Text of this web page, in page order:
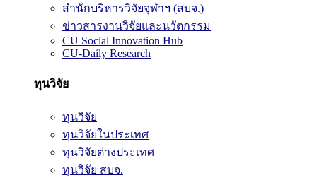
สำนักบริหารวิจัยจุฬาฯ (สบจ.)
ข่าวสารงานวิจัยและนวัตกรรม
CU Social Innovation Hub
CU-Daily Research
ทุนวิจัย
ทุนวิจัย
ทุนวิจัยในประเทศ
ทุนวิจัยต่างประเทศ
ทุนวิจัย สบจ.